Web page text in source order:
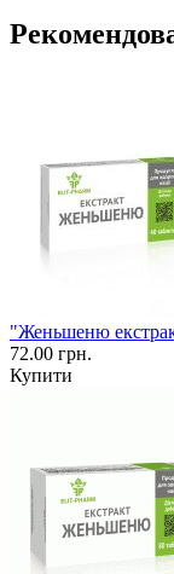
"Женьшеню
72.00 грн.
Купити